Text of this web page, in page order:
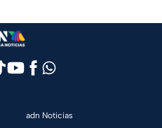
adn Noticias